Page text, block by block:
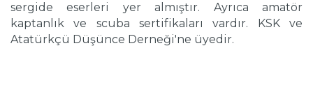
sergide eserleri yer almıştır. Ayrıca amatör
kaptanlık ve scuba sertifikaları vardır. KSK ve
Atatürkçü Düşünce Derneği'ne üyedir.